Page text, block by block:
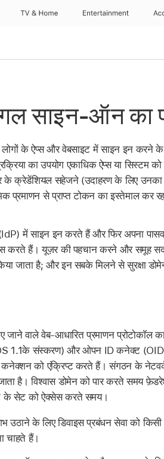
TV & Home Entertainment
साइन-ऑन का
के ऐप्स और वेबसाइट में साइन इन करने
का उपयोग एकाधिक ऐप्स या
के क्रेडेंशियल सहेजने (उदाहरण के लिए उनका
से प्राप्त टोकन का इस्तेमाल कर
में साइन इन करते हैं और फिर अपना पासवर्ड
करते हैं। यूज़र की पहचान करने और समूह
जाता है; और इन सबके मिलने से सुरक्षा डोमेन
जाने वाले वेब-आधारित प्रमाणन प्रोटोकॉल
1.1के संस्करण) और ओपन ID कनेक्ट
को एंक्रिप्ट करते हैं। संगठन के
है। विश्वास डोमेन को पार करते समय
के सेट को ऐक्सेस करते समय।
के लिए डिवाइस प्रबंधन सेवा को
चाहते हैं।